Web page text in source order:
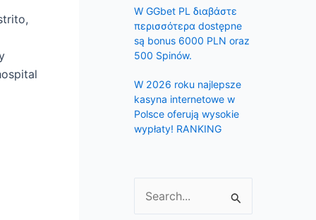
W GGbet PL διαβάστε
περισσότερα dostępne
są bonus 6000 PLN oraz
500 Spinów.
W 2026 roku najlepsze
kasyna internetowe w
Polsce oferują wysokie
wypłaty! RANKING